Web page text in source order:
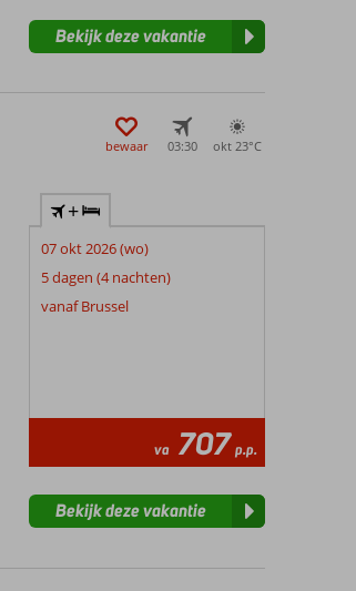
Bekijk deze vakantie
bewaar 03:30 okt 23°C
+
07 okt 2026 (wo)
5 dagen (4 nachten)
vanaf Brussel
va 707 p.p.
Bekijk deze vakantie